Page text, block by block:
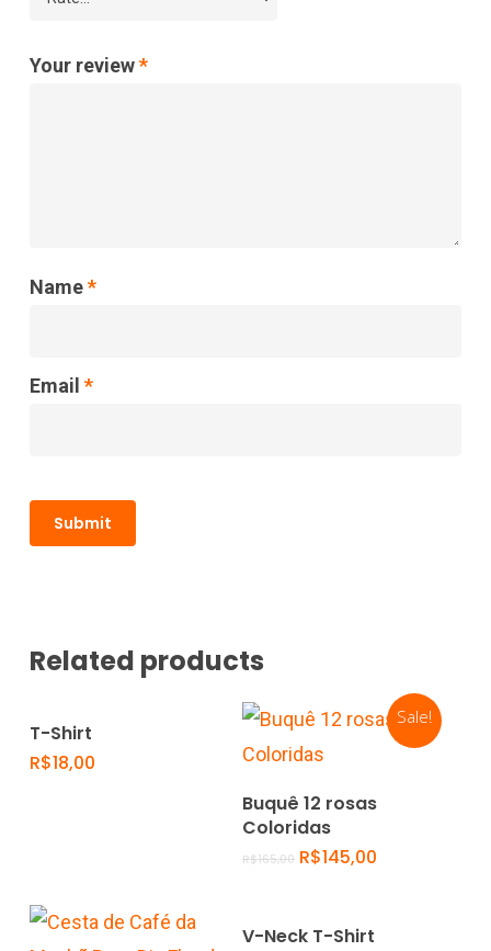
Your review*
Name*
Email *
Related products
Read More
T-Shirt
R$18,00
Sale!
Add To Cart
Buquê 12 rosas
Coloridas
R$165,00 R$145,00
Select Options
V-Neck T-Shirt